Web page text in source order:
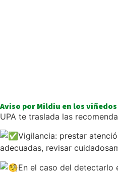
Aviso por Mildiu en los
UPA te traslada las
Vigilancia: prestar
adecuadas, revisar
En el caso del detectarlo